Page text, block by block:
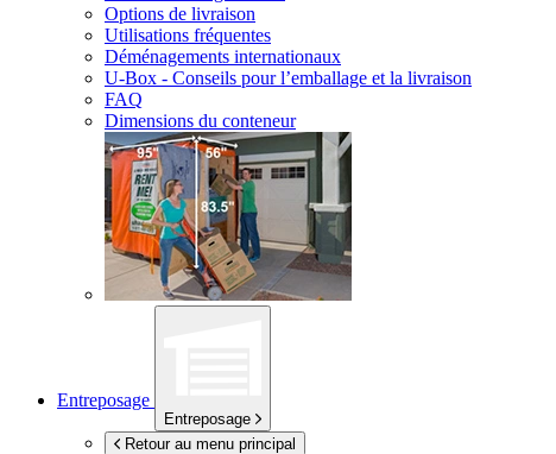
Options de livraison
Utilisations fréquentes
Déménagements internationaux
U-Box - Conseils pour l’emballage et la livraison
FAQ
Dimensions du conteneur
Entreposage
Entreposage
Retour au menu principal